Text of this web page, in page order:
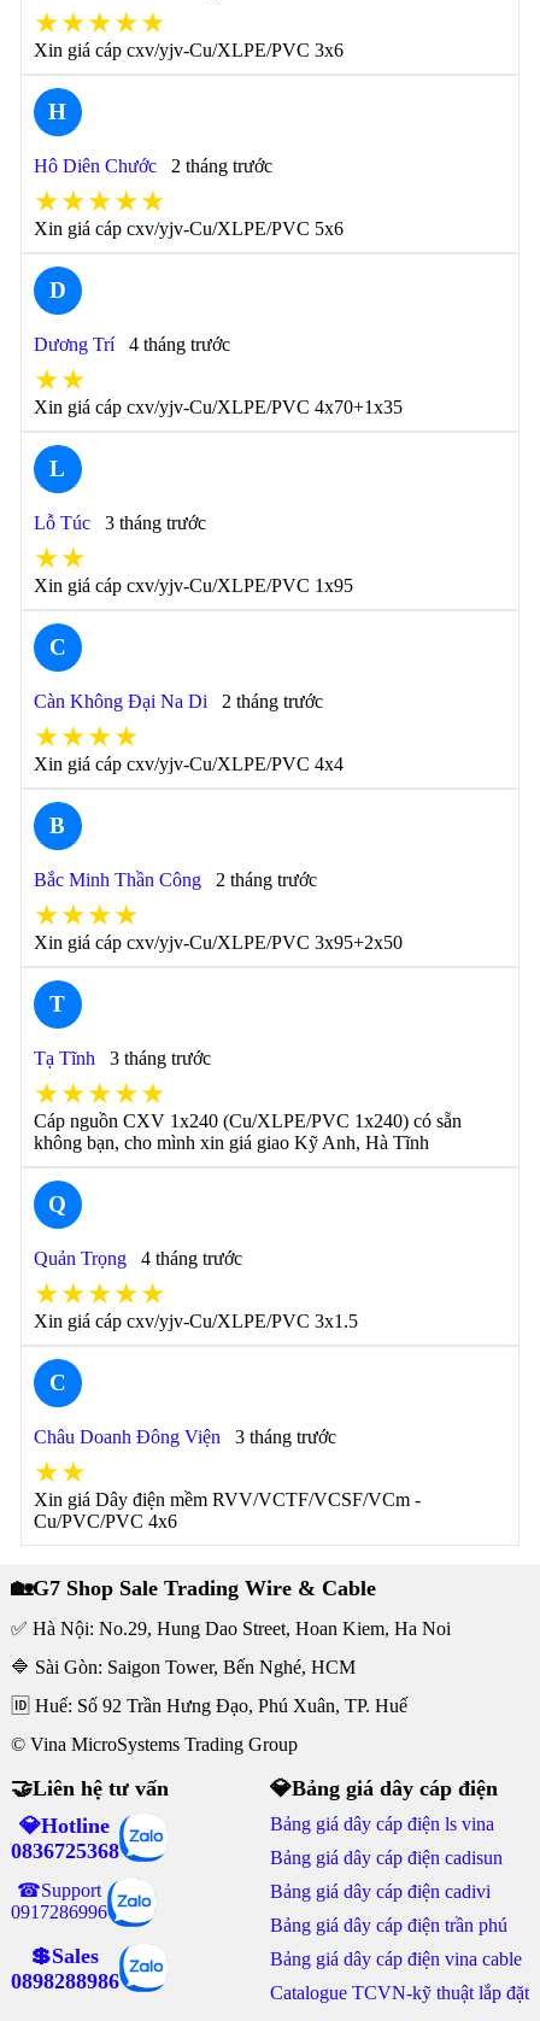
★★★★★
Xin giá cáp cxv/yjv-Cu/XLPE/PVC 3x6
H
Hô Diên Chước 2 tháng trước
★★★★★
Xin giá cáp cxv/yjv-Cu/XLPE/PVC 5x6
D
Dương Trí 4 tháng trước
★★
Xin giá cáp cxv/yjv-Cu/XLPE/PVC 4x70+1x35
L
Lỗ Túc 3 tháng trước
★★
Xin giá cáp cxv/yjv-Cu/XLPE/PVC 1x95
C
Càn Không Đại Na Di 2 tháng trước
★★★★
Xin giá cáp cxv/yjv-Cu/XLPE/PVC 4x4
B
Bắc Minh Thần Công 2 tháng trước
★★★★
Xin giá cáp cxv/yjv-Cu/XLPE/PVC 3x95+2x50
T
Tạ Tĩnh 3 tháng trước
★★★★★
Cáp nguồn CXV 1x240 (Cu/XLPE/PVC 1x240) có sẵn
không bạn, cho mình xin giá giao Kỹ Anh, Hà Tĩnh
Q
Quản Trọng 4 tháng trước
★★★★★
Xin giá cáp cxv/yjv-Cu/XLPE/PVC 3x1.5
C
Châu Doanh Đông Viện 3 tháng trước
★★
Xin giá Dây điện mềm RVV/VCTF/VCSF/VCm -
Cu/PVC/PVC 4x6
🏡G7 Shop Sale Trading Wire & Cable
✅ Hà Nội: No.29, Hung Dao Street, Hoan Kiem, Ha Noi
🔷 Sài Gòn: Saigon Tower, Bến Nghé, HCM
🆔 Huế: Số 92 Trần Hưng Đạo, Phú Xuân, TP. Huế
© Vina MicroSystems Trading Group
🤝Liên hệ tư vấn
💎Hotline
0836725368
☎Support
0917286996
💲Sales
0898288986
💎Bảng giá dây cáp điện
Bảng giá dây cáp điện ls vina
Bảng giá dây cáp điện cadisun
Bảng giá dây cáp điện cadivi
Bảng giá dây cáp điện trần phú
Bảng giá dây cáp điện vina cable
Catalogue TCVN-kỹ thuật lắp đặt